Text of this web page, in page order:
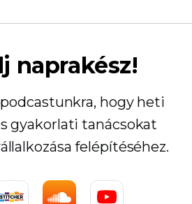
naprakész!
hogy heti
gyakorlati tanácsokat
felépítéséhez.